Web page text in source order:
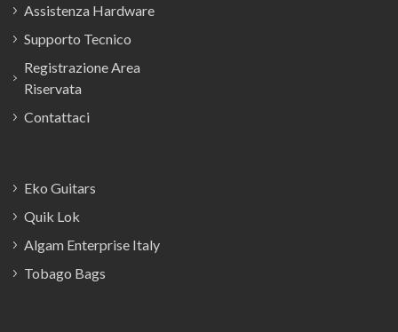
Assistenza Hardware
Supporto Tecnico
Registrazione Area
Riservata
Contattaci
Eko Guitars
Quik Lok
Algam Enterprise Italy
Tobago Bags